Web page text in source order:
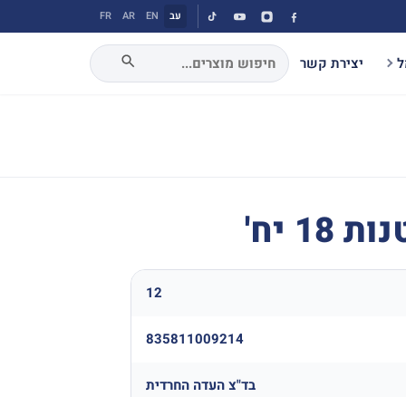
עב EN
AR
FR
יצירת קשר
יח'
12
835811009214
בד"צ העדה החרדית